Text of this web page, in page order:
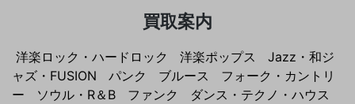
買取案内
洋楽ロック・ハードロック 洋楽ポップス
Jazz・和ジ
ャズ・FUSION
パンク ブルース
フォーク・カントリ
ー
ソウル・R＆B ファンク
ダンス・テクノ・ハウス